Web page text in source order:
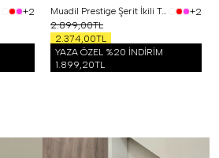
+2
Muadil Prestige Şerit İkili Takım Kırmızı
+2
2.899,00TL
2.374,00TL
YAZA ÖZEL %20 İNDİRİM
1.899,20TL